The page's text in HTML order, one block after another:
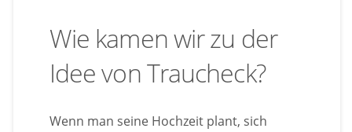
Wie kamen wir zu der
Idee von Traucheck?
Wenn man seine Hochzeit plant, sich